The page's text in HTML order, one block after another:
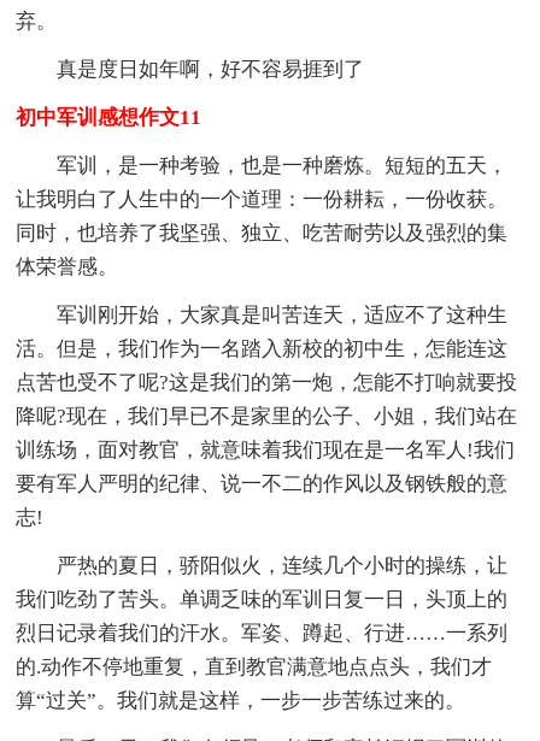
弃。
真是度日如年啊，好不容易捱到了
初中军训感想作文11
军训，是一种考验，也是一种磨炼。短短的五天，
让我明白了人生中的一个道理：一份耕耘，一份收获。
同时，也培养了我坚强、独立、吃苦耐劳以及强烈的集
体荣誉感。
军训刚开始，大家真是叫苦连天，适应不了这种生
活。但是，我们作为一名踏入新校的初中生，怎能连这
点苦也受不了呢?这是我们的第一炮，怎能不打响就要投
降呢?现在，我们早已不是家里的公子、小姐，我们站在
训练场，面对教官，就意味着我们现在是一名军人!我们
要有军人严明的纪律、说一不二的作风以及钢铁般的意
志!
严热的夏日，骄阳似火，连续几个小时的操练，让
我们吃劲了苦头。单调乏味的军训日复一日，头顶上的
烈日记录着我们的汗水。军姿、蹲起、行进……一系列
的.动作不停地重复，直到教官满意地点点头，我们才
算“过关”。我们就是这样，一步一步苦练过来的。